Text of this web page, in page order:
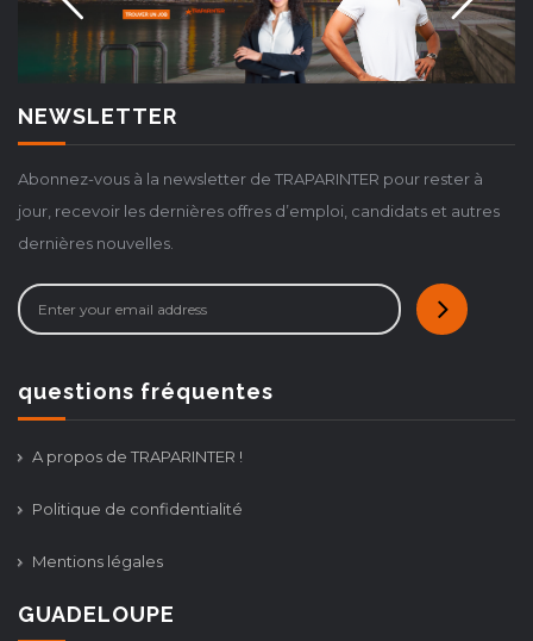
NEWSLETTER
Abonnez-vous à la newsletter de TRAPARINTER pour rester à
jour, recevoir les dernières offres d’emploi, candidats et autres
dernières nouvelles.
questions fréquentes
A propos de TRAPARINTER !
Politique de confidentialité
Mentions légales
GUADELOUPE